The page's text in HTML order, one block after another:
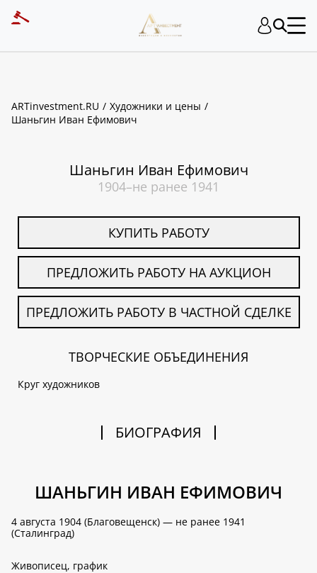
ARTinvestment.RU
Художники и цены
Шаньгин Иван Ефимович
Шаньгин Иван Ефимович
1904–не ранее 1941
КУПИТЬ РАБОТУ
ПРЕДЛОЖИТЬ РАБОТУ НА АУКЦИОН
ПРЕДЛОЖИТЬ РАБОТУ В ЧАСТНОЙ СДЕЛКЕ
ТВОРЧЕСКИЕ ОБЪЕДИНЕНИЯ
Круг художников
БИОГРАФИЯ
ШАНЬГИН ИВАН ЕФИМОВИЧ
4 августа 1904 (Благовещенск) — не ранее 1941
(Сталинград)
Живописец, график